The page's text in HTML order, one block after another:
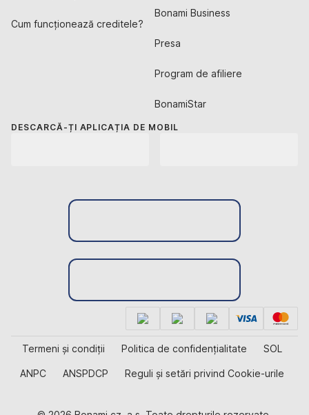
Cum funcționează creditele?
Bonami Business
Presa
Program de afiliere
BonamiStar
DESCARCĂ-ȚI APLICAȚIA DE MOBIL
Termeni și condiții Politica de confidențialitate SOL
ANPC ANSPDCP Reguli și setări privind Cookie-urile